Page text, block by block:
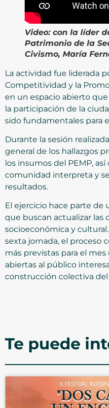
Video:con la líder
Patrimonio de la
Civismo, María
La actividad fue liderada
Competitividad y la
en un espacio abierto
la participación de la
sido fundamentales para
Durante la sesión
general de los hallazgos
los insumos del PEMP,
comunidad interpreta y
resultados.
El ejercicio hace parte de
que buscan actualizar las
socioeconómica y cultural.
sexta jornada, el proceso
más previstas para el
abiertas al público
construcción colectiva
Te puede